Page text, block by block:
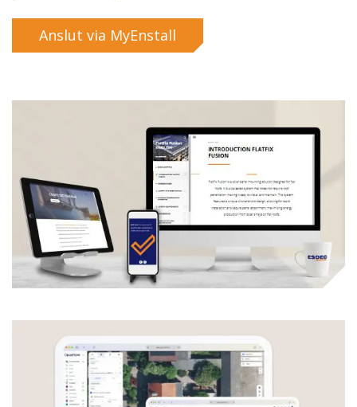
Anslut via MyEnstall